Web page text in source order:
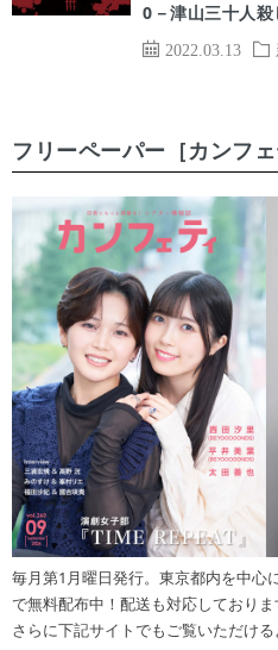
2022.03.13
0－津山三十人殺
フリーペーパー［カンフェ
毎月第1月曜日発行。東京都内を中心
で無料配布中！配送も対応しておりま
さらに下記サイトでもご覧いただける